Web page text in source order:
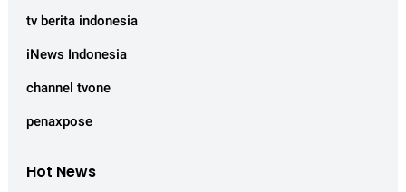
tv berita indonesia
iNews Indonesia
channel tvone
penaxpose
Hot News